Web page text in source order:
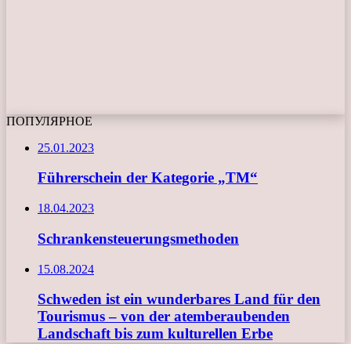
ПОПУЛЯРНОЕ
25.01.2023
Führerschein der Kategorie „TM“
18.04.2023
Schrankensteuerungsmethoden
15.08.2024
Schweden ist ein wunderbares Land für den
Tourismus – von der atemberaubenden
Landschaft bis zum kulturellen Erbe